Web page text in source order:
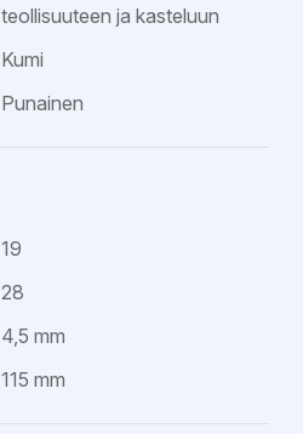
teollisuuteen ja kasteluun
Kumi
Punainen
19
28
4,5 mm
115 mm